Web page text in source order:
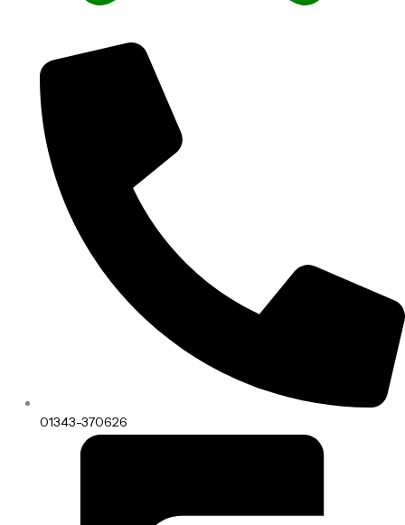
01343-370626